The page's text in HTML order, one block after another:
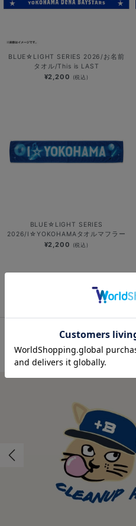
BLUE☆LIGHT SERIES 2026/お名前
タオル/This is LAST
¥2,200 (税込)
BLUE☆LIGHT SERIES
2026/I☆YOKOHAMAタオルマフラー
¥2,200 (税込)